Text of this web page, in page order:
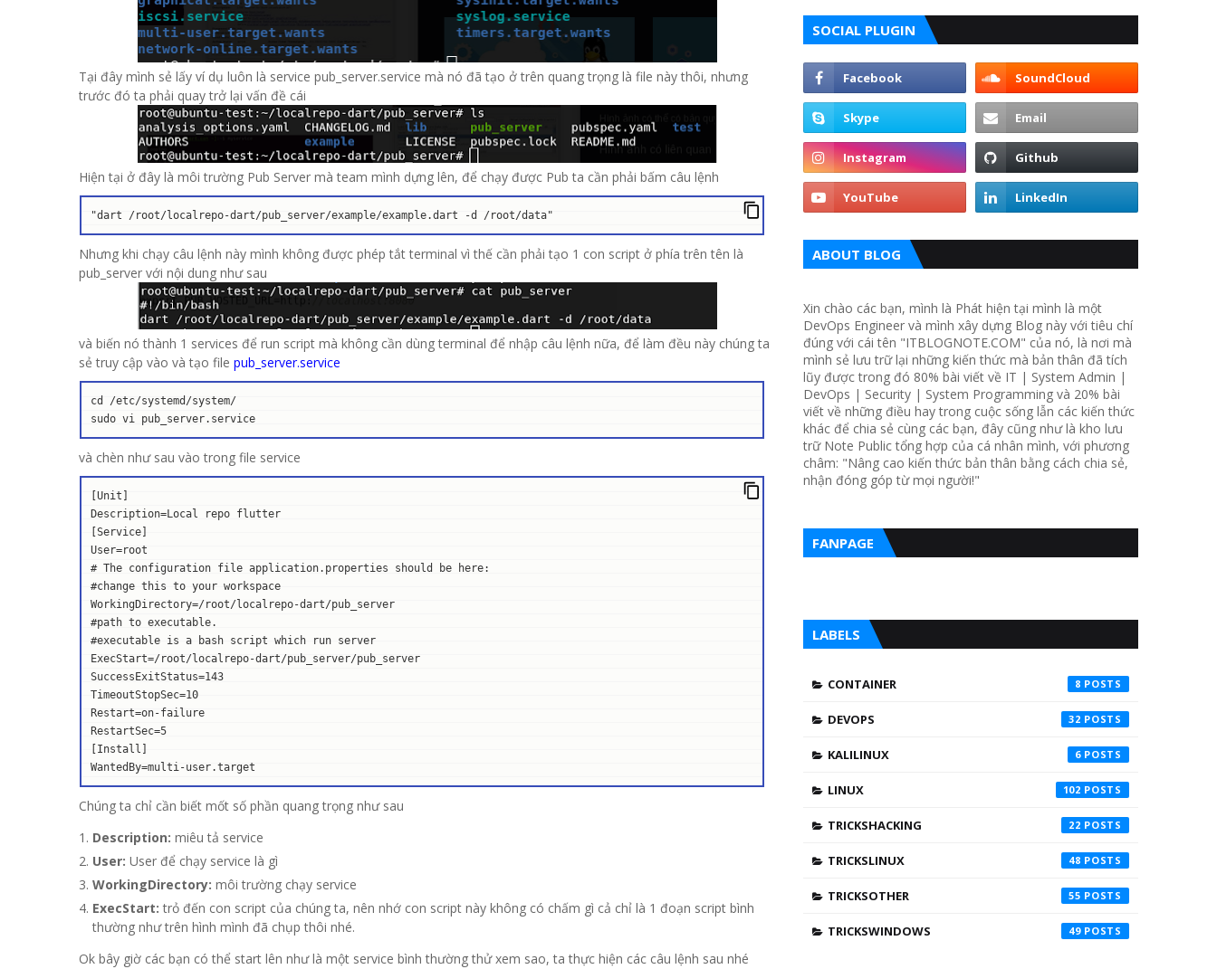
Tại đây mình sẻ lấy ví dụ luôn là service pub_server.service mà nó đã tạo ở trên quang trọng là file này thôi, nhưng
trước đó ta phải quay trở lại vấn đề cái
Hiện tại ở đây là môi trường Pub Server mà team mình dựng lên, để chạy được Pub ta cần phải bấm câu lệnh
"dart /root/localrepo-dart/pub_server/example/example.dart -d /root/data"
Nhưng khi chạy câu lệnh này mình không được phép tắt terminal vì thế cần phải tạo 1 con script ở phía trên tên là
pub_server với nội dung như sau
và biến nó thành 1 services để run script mà không cần dùng terminal để nhập câu lệnh nữa, để làm đều này chúng ta
sẻ truy cập vào và tạo file pub_server.service
cd /etc/systemd/system/
sudo vi pub_server.service
và chèn như sau vào trong file service
[Unit]
Description=Local repo flutter
[Service]
User=root
# The configuration file application.properties should be here:
#change this to your workspace
WorkingDirectory=/root/localrepo-dart/pub_server
#path to executable.
#executable is a bash script which run server
ExecStart=/root/localrepo-dart/pub_server/pub_server
SuccessExitStatus=143
TimeoutStopSec=10
Restart=on-failure
RestartSec=5
[Install]
WantedBy=multi-user.target
Chúng ta chỉ cần biết mốt số phần quang trọng như sau
Description: miêu tả service
User: User để chạy service là gì
WorkingDirectory: môi trường chạy service
ExecStart: trỏ đến con script của chúng ta, nên nhớ con script này không có chấm gì cả chỉ là 1 đoạn script bình
thường như trên hình mình đã chụp thôi nhé.
Ok bây giờ các bạn có thể start lên như là một service bình thường thử xem sao, ta thực hiện các câu lệnh sau nhé
SOCIAL PLUGIN
ABOUT BLOG
Xin chào các bạn, mình là Phát hiện tại mình là một
DevOps Engineer và mình xây dựng Blog này với tiêu chí
đúng với cái tên "ITBLOGNOTE.COM" của nó, là nơi mà
mình sẻ lưu trữ lại những kiến thức mà bản thân đã tích
lũy được trong đó 80% bài viết về IT | System Admin |
DevOps | Security | System Programming và 20% bài
viết về những điều hay trong cuộc sống lẫn các kiến thức
khác để chia sẻ cùng các bạn, đây cũng như là kho lưu
trữ Note Public tổng hợp của cá nhân mình, với phương
châm: "Nâng cao kiến thức bản thân bằng cách chia sẻ,
nhận đóng góp từ mọi người!"
FANPAGE
LABELS
CONTAINER 8
DEVOPS 32
KALILINUX 6
LINUX 102
TRICKSHACKING 22
TRICKSLINUX 48
TRICKSOTHER 55
TRICKSWINDOWS 49